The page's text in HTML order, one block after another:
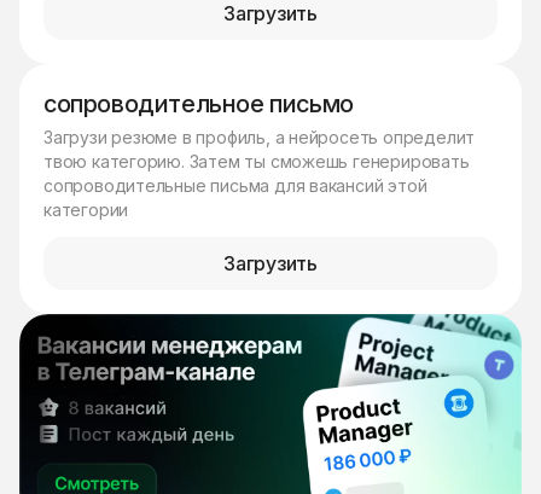
Загрузить
сопроводительное письмо
Загрузи резюме в профиль, а нейросеть определит
твою категорию. Затем ты сможешь генерировать
сопроводительные письма для вакансий этой
категории
Загрузить